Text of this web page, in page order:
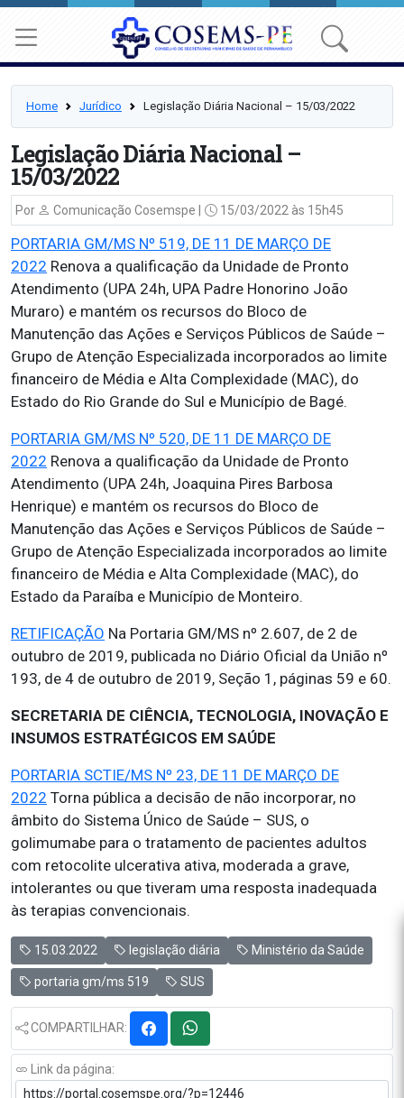
Home Jurídico Legislação Diária Nacional – 15/03/2022
Legislação Diária Nacional –
15/03/2022
Por Comunicação Cosemspe | 15/03/2022 às 15h45
PORTARIA GM/MS Nº 519, DE 11 DE MARÇO DE
2022 Renova a qualificação da Unidade de Pronto
Atendimento (UPA 24h, UPA Padre Honorino João
Muraro) e mantém os recursos do Bloco de
Manutenção das Ações e Serviços Públicos de Saúde –
Grupo de Atenção Especializada incorporados ao limite
financeiro de Média e Alta Complexidade (MAC), do
Estado do Rio Grande do Sul e Município de Bagé.
PORTARIA GM/MS Nº 520, DE 11 DE MARÇO DE
2022 Renova a qualificação da Unidade de Pronto
Atendimento (UPA 24h, Joaquina Pires Barbosa
Henrique) e mantém os recursos do Bloco de
Manutenção das Ações e Serviços Públicos de Saúde –
Grupo de Atenção Especializada incorporados ao limite
financeiro de Média e Alta Complexidade (MAC), do
Estado da Paraíba e Município de Monteiro.
RETIFICAÇÃO Na Portaria GM/MS nº 2.607, de 2 de
outubro de 2019, publicada no Diário Oficial da União nº
193, de 4 de outubro de 2019, Seção 1, páginas 59 e 60.
SECRETARIA DE CIÊNCIA, TECNOLOGIA, INOVAÇÃO E
INSUMOS ESTRATÉGICOS EM SAÚDE
PORTARIA SCTIE/MS Nº 23, DE 11 DE MARÇO DE
2022 Torna pública a decisão de não incorporar, no
âmbito do Sistema Único de Saúde – SUS, o
golimumabe para o tratamento de pacientes adultos
com retocolite ulcerativa ativa, moderada a grave,
intolerantes ou que tiveram uma resposta inadequada
às terapias convencionais.
15.03.2022 legislação diária Ministério da Saúde
portaria gm/ms 519 SUS
COMPARTILHAR:
Link da página: